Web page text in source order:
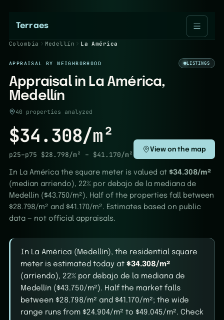
Terraes
Colombia Medellín La América
APPRAISAL BY NEIGHBORHOOD LISTINGS
Appraisal in La América,
Medellín
40 properties analyzed
$34.308/m²
p25–p75 $28.798/m² – $41.170/m²
View on the map
In La América the square meter is valued at $34.308/m²
(median arriendo), 22% por debajo de la mediana de
Medellín ($43.750/m²). Half of the properties fall between
$28.798/m² and $41.170/m². Estimates based on public
data — not official appraisals.
In La América (Medellín), the residential square
meter is estimated today at $34.308/m²
(arriendo), 22% por debajo de la mediana de
Medellín ($43.750/m²). Half the market falls
between $28.798/m² and $41.170/m²; the wide
range runs from $24.904/m² to $49.045/m². Check